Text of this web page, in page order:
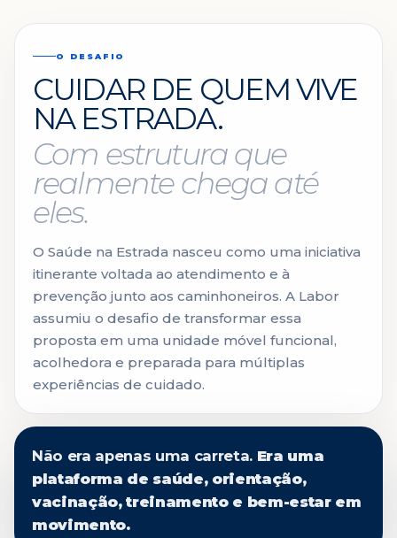
O DESAFIO
CUIDAR DE QUEM VIVE
NA ESTRADA.
Com estrutura que
realmente chega até
eles.
O Saúde na Estrada nasceu como uma iniciativa
itinerante voltada ao atendimento e à
prevenção junto aos caminhoneiros. A Labor
assumiu o desafio de transformar essa
proposta em uma unidade móvel funcional,
acolhedora e preparada para múltiplas
experiências de cuidado.
Não era apenas uma carreta. Era uma
plataforma de saúde, orientação,
vacinação, treinamento e bem-estar em
movimento.